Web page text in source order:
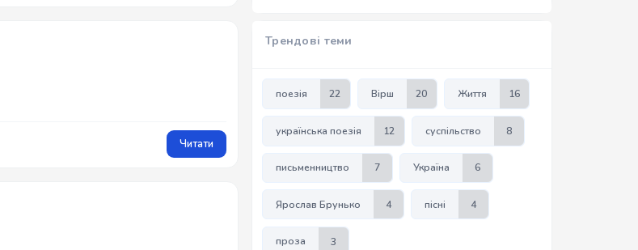
Читати
Трендові теми
поезія 22 Вірш 20 Життя 16
українська поезія 12 суспільство 8
письменництво 7 Україна 6
Ярослав Брунько 4 пісні 4
проза 3